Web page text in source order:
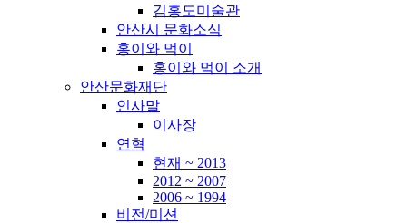
김홍도미술관
안산시 문화소식
홍이와 먹이
홍이와 먹이 소개
안산문화재단
인사말
이사장
연혁
현재 ~ 2013
2012 ~ 2007
2006 ~ 1994
비전/미션